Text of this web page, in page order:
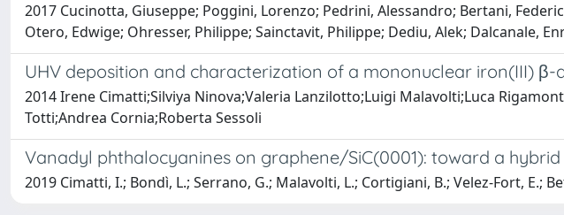
2017 Cucinotta, Giuseppe; Poggini, Lorenzo; Pedrini, Alessandro; Bertani,
Otero, Edwige; Ohresser, Philippe; Sainctavit, Philippe; Dediu, Alek; Dalcanale,
UHV deposition and characterization of a mononuclear iron(III) β-
2014 Irene Cimatti;Silviya Ninova;Valeria Lanzilotto;Luigi Malavolti;Luca
Totti;Andrea Cornia;Roberta Sessoli
Vanadyl phthalocyanines on graphene/SiC(0001): toward a
2019 Cimatti, I.; Bondì, L.; Serrano, G.; Malavolti, L.; Cortigiani, B.; Velez-Fort, E.;